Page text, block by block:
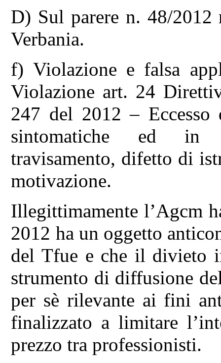
D) Sul parere n. 48/
Verbania.
f) Violazione e falsa
Violazione art. 24
247 del 2012 –
sintomatiche ed in
travisamento, difetto di
motivazione.
Illegittimamente l’Agcm
2012 ha un oggetto
del Tfue e che il divieto
strumento di diffusione
per sè rilevante ai fini
finalizzato a limitare
prezzo tra professionisti.